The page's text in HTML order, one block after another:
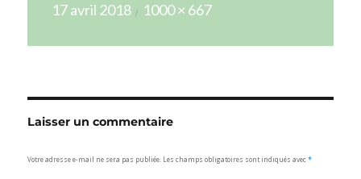
le
17 avril 2018
réelle
1000 × 667
Laisser un commentaire
Votre adresse e-mail ne sera pas publiée. Les champs obligatoires sont indiqués avec*